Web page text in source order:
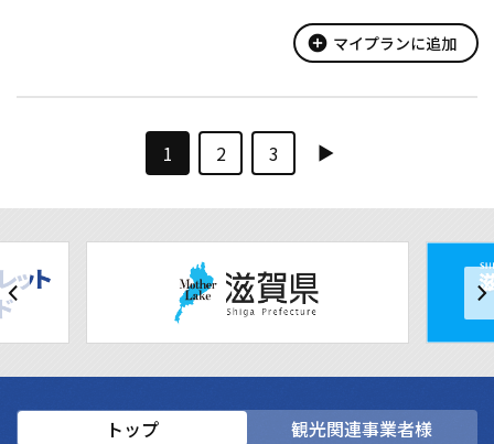
add_circle マイプランに追加
1 2 3
トップ 観光関連事業者様